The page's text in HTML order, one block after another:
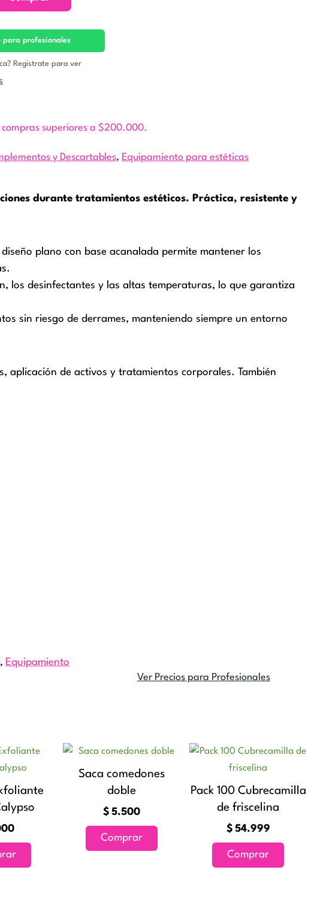
para profesionales
Registrate para ver
superiores a $200.000.
y Descartables, Equipamiento para estéticas
durante tratamientos estéticos. Práctica, resistente y
plano con base acanalada permite mantener los
los desinfectantes y las altas temperaturas, lo que garantiza
sin riesgo de derrames, manteniendo siempre un entorno
aplicación de activos y tratamientos corporales. También
, Equipamiento
Ver Precios para Profesionales
Saca comedones
doble
$ 5.500
Comprar
Pack 100 Cubrecamilla
de friscelina
$ 54.999
Comprar